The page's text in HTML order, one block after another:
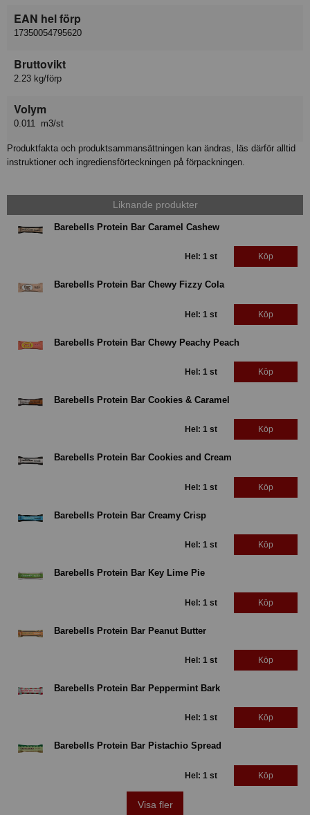
EAN hel förp
17350054795620
Bruttovikt
2.23 kg/förp
Volym
0.011 m3/st
Produktfakta och produktsammansättningen kan ändras, läs därför alltid
instruktioner och ingrediensförteckningen på förpackningen.
Liknande produkter
Barebells Protein Bar Caramel Cashew
Hel: 1 st Köp
Barebells Protein Bar Chewy Fizzy Cola
Hel: 1 st Köp
Barebells Protein Bar Chewy Peachy Peach
Hel: 1 st Köp
Barebells Protein Bar Cookies & Caramel
Hel: 1 st Köp
Barebells Protein Bar Cookies and Cream
Hel: 1 st Köp
Barebells Protein Bar Creamy Crisp
Hel: 1 st Köp
Barebells Protein Bar Key Lime Pie
Hel: 1 st Köp
Barebells Protein Bar Peanut Butter
Hel: 1 st Köp
Barebells Protein Bar Peppermint Bark
Hel: 1 st Köp
Barebells Protein Bar Pistachio Spread
Hel: 1 st Köp
Visa fler